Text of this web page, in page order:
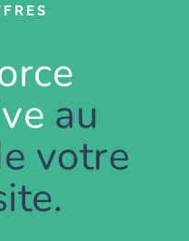
au
votre